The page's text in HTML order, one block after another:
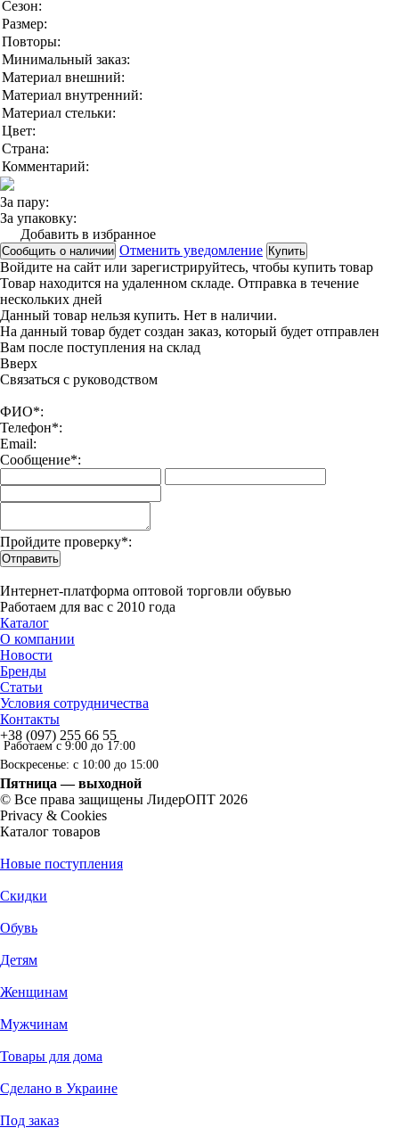
Сезон:
Размер:
Повторы:
Минимальный заказ:
Материал внешний:
Материал внутренний:
Материал стельки:
Цвет:
Страна:
Комментарий:
За пару:
За упаковку:
Добавить в избранное
Сообщить о наличии Отменить уведомление Купить
Войдите на сайт или зарегистрируйтесь, чтобы купить товар
Товар находится на удаленном складе. Отправка в течение
нескольких дней
Данный товар нельзя купить. Нет в наличии.
На данный товар будет создан заказ, который будет отправлен
Вам после поступления на склад
Вверx
Связаться с руководством
ФИО*:
Телефон*:
Email:
Сообщение*:
Пройдите проверку*:
Отправить
Интернет-платформа оптовой торговли обувью
Работаем для вас с 2010 года
Каталог
О компании
Новости
Бренды
Статьи
Условия сотрудничества
Контакты
+38 (097) 255 66 55
Работаем с 9:00 до 17:00
Воскресенье: с 10:00 до 15:00
Пятница — выходной
© Все права защищены ЛидерОПТ 2026
Privacy & Cookies
Каталог товаров
Новые поступления
Скидки
Обувь
Детям
Женщинам
Мужчинам
Товары для дома
Сделано в Украине
Под заказ